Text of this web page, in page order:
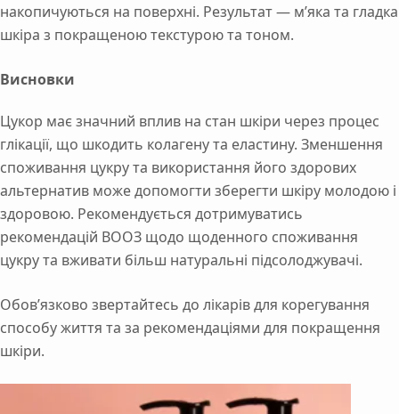
накопичуються на поверхні. Результат — м’яка та гладка
шкіра з покращеною текстурою та тоном.
Висновки
Цукор має значний вплив на стан шкіри через процес
глікації, що шкодить колагену та еластину. Зменшення
споживання цукру та використання його здорових
альтернатив може допомогти зберегти шкіру молодою і
здоровою. Рекомендується дотримуватись
рекомендацій ВООЗ щодо щоденного споживання
цукру та вживати більш натуральні підсолоджувачі.
Обов’язково звертайтесь до лікарів для корегування
способу життя та за рекомендаціями для покращення
шкіри.